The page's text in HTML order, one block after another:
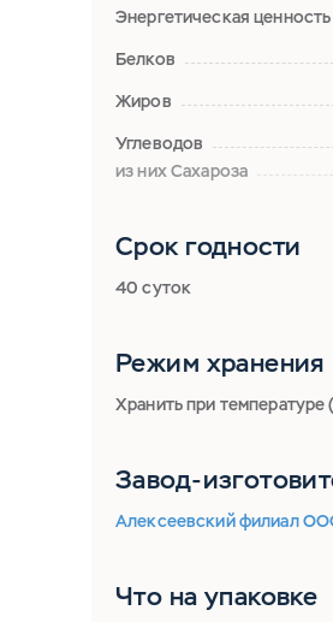
Энергетическая ценность
Белков
Жиров
Углеводов
из них Сахароза
Срок годности
40 суток
Режим хранения
Хранить при
Завод-
Алексеевский филиал
Что на упаковке